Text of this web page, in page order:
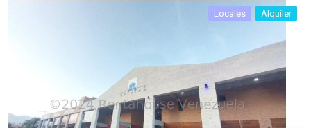
Locales Alquiler